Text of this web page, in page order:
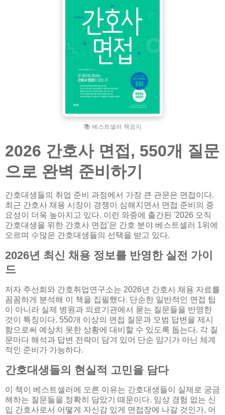
📚 베스트셀러 책표지
2026 간호사 면접, 550개 질문
으로 완벽 준비하기
간호대생들의 취업 준비 과정에서 가장 큰 관문은 면접이다.
최근 간호사 채용 시장이 경쟁이 심해지면서 면접 준비의 중
요성이 더욱 높아지고 있다. 이런 와중에 출간된 '2026 오직
간호대생을 위한 간호사 면접'은 간호 분야 베스트셀러 1위에
오르며 수많은 간호대생들의 선택을 받고 있다.
2026년 최신 채용 정보를 반영한 실전 가이
드
저자 주선희와 간호취업연구소는 2026년 간호사 채용 자료를
꼼꼼하게 분석해 이 책을 집필했다. 단순한 일반적인 면접 팁
이 아니라 실제 병원과 의료기관에서 묻는 질문들을 반영한
것이 특징이다. 550개 이상의 면접 질문과 모범 답변을 제시
함으로써 예상치 못한 상황에 대비할 수 있도록 돕는다. 각 질
문마다 해석과 답변 전략이 담겨 있어 단순 암기가 아닌 체계
적인 준비가 가능하다.
간호대생들의 현실적 고민을 담다
이 책이 베스트셀러에 오른 이유는 간호대생들이 실제로 궁금
해하는 질문들을 정확히 담았기 때문이다. 임상 경험 없는 신
입 간호사로서 어떻게 자신감 있게 면접장에 나갈 것인가, 어